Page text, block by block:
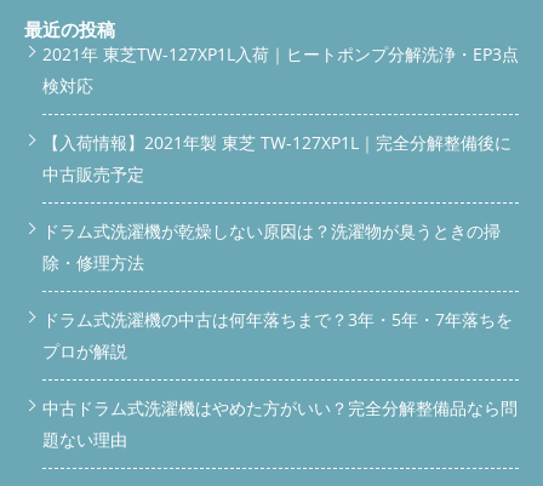
リーニング #群馬県ドラム式洗濯機分解クリーニング #関東全域
ドラム式洗濯機分解清掃対応可能 #さいたま市#川越市#所沢市#
熊谷市#川口市#越谷市#春日部市#上尾市#ふじみ野市#入間市#
鶴ヶ島市#秩父市#飯能市#さいたま市岩槻区#さいたま市南区#さ
いたま市西区#さいたま市北区#さいたま市大宮区#さいたま市桜
区#さいたま市浦和区
◇◆◇◆◇◆◇◆◇◆◇◆◇◆◇◆◇◆◇◆◇ 続きを読む
最近の投稿
2021年 東芝TW-127XP1L入荷｜ヒートポンプ分解洗浄・EP3点
検対応
【入荷情報】2021年製 東芝 TW-127XP1L｜完全分解整備後に
中古販売予定
ドラム式洗濯機が乾燥しない原因は？洗濯物が臭うときの掃
除・修理方法
ドラム式洗濯機の中古は何年落ちまで？3年・5年・7年落ちを
プロが解説
中古ドラム式洗濯機はやめた方がいい？完全分解整備品なら問
題ない理由